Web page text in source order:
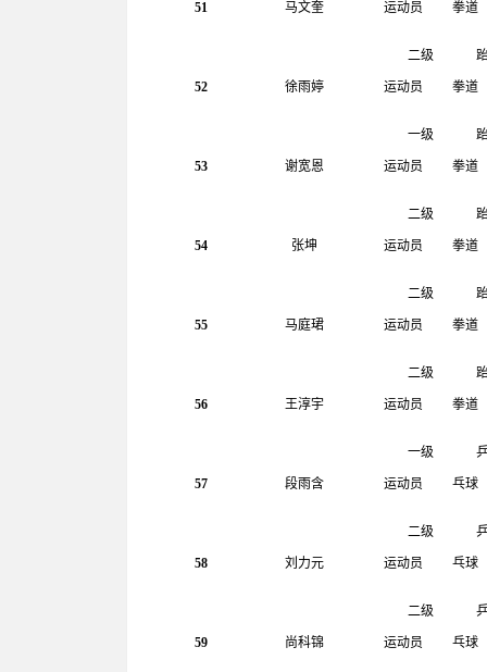
51 马文奎 运动员 拳道
52 徐雨婷
二级
运动员 拳道
53 谢宽恩
一级
运动员 拳道
54 张坤
二级
运动员 拳道
55 马庭珺
二级
运动员 拳道
56 王淳宇
二级
运动员 拳道
57 段雨含
一级
运动员 乓球
58 刘力元
二级
运动员 乓球
59 尚科锦
二级
运动员 乓球